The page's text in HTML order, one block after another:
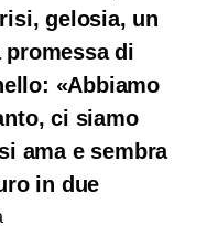
gelosia, un
di
«Abbiamo
ci siamo
ama e sembra
in due